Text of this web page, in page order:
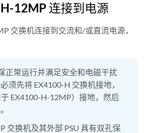
12MP 连接到电源
交换机连接到交流和/或直流电源，
正常运行并满足安全和电磁干扰
须先将 EX4100-H 交换机接地，
EX4100-H-12MP）接地，然后
交换机及其外部 PSU 具有双孔保